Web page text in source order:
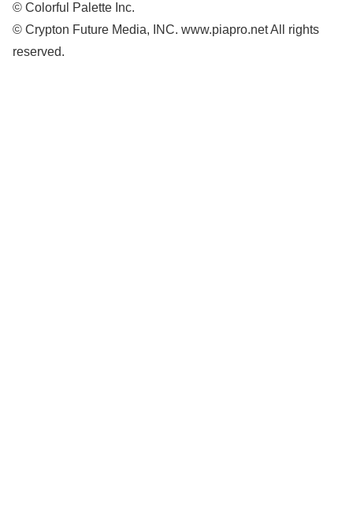
© Colorful Palette Inc.
© Crypton Future Media, INC. www.piapro.net All rights
reserved.